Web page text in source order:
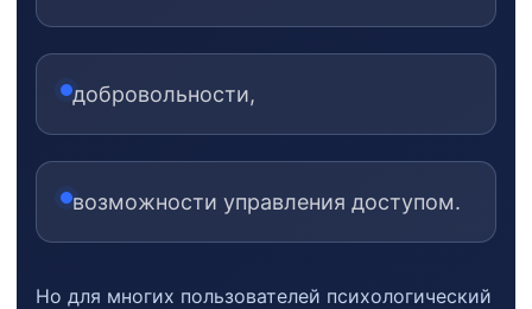
добровольности,
возможности управления доступом.
Но для многих пользователей психологический